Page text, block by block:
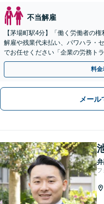
不当解雇
【茅場町駅4分】「働く労働者の
解雇や残業代未払い、パワハラ・
でお任せください「企業の労務ト
約書や就業規則のリーガルチェッ
料金
メール